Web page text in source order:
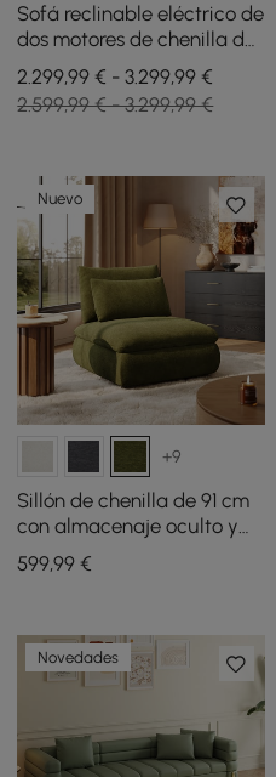
Sofá reclinable eléctrico de
dos motores de chenilla de
259 cm y 2 plazas con
consola central
multifuncional
2.299,99 € - 3.299,99 €
2.599,99 € - 3.299,99 €
Nuevo
+9
Sillón de chenilla de 91 cm
con almacenaje oculto y
respaldo extraíble
599,99 €
Novedades